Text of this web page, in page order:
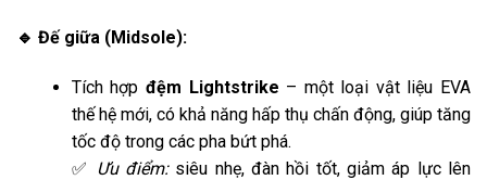
🔹 Đế giữa (Midsole):
Tích hợp đệm Lightstrike – một loại vật liệu EVA
thế hệ mới, có khả năng hấp thụ chấn động, giúp tăng
tốc độ trong các pha bứt phá.
✅ Ưu điểm:siêu nhẹ, đàn hồi tốt, giảm áp lực lên